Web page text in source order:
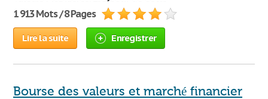
1 913 Mots / 8 Pages
Lire la suite Enregistrer
Bourse des valeurs et marché financier